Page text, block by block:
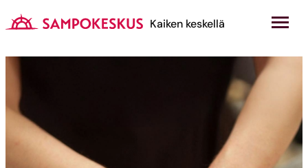
sisältöön
Kauppakeskus Sampokeskus
Kaiken keskellä